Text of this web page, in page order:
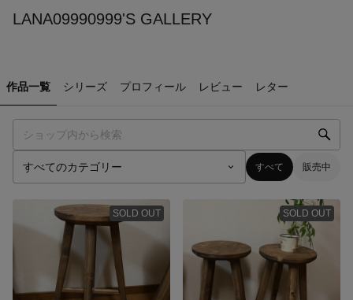
LANA09990999'S GALLERY
作品一覧 シリーズ プロフィール レビュー レター
すべて 販売中
SOLD OUT SOLD OUT